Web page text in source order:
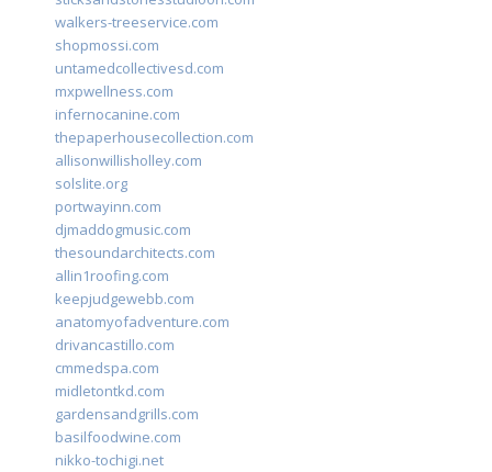
walkers-treeservice.com
shopmossi.com
untamedcollectivesd.com
mxpwellness.com
infernocanine.com
thepaperhousecollection.com
allisonwillisholley.com
solslite.org
portwayinn.com
djmaddogmusic.com
thesoundarchitects.com
allin1roofing.com
keepjudgewebb.com
anatomyofadventure.com
drivancastillo.com
cmmedspa.com
midletontkd.com
gardensandgrills.com
basilfoodwine.com
nikko-tochigi.net